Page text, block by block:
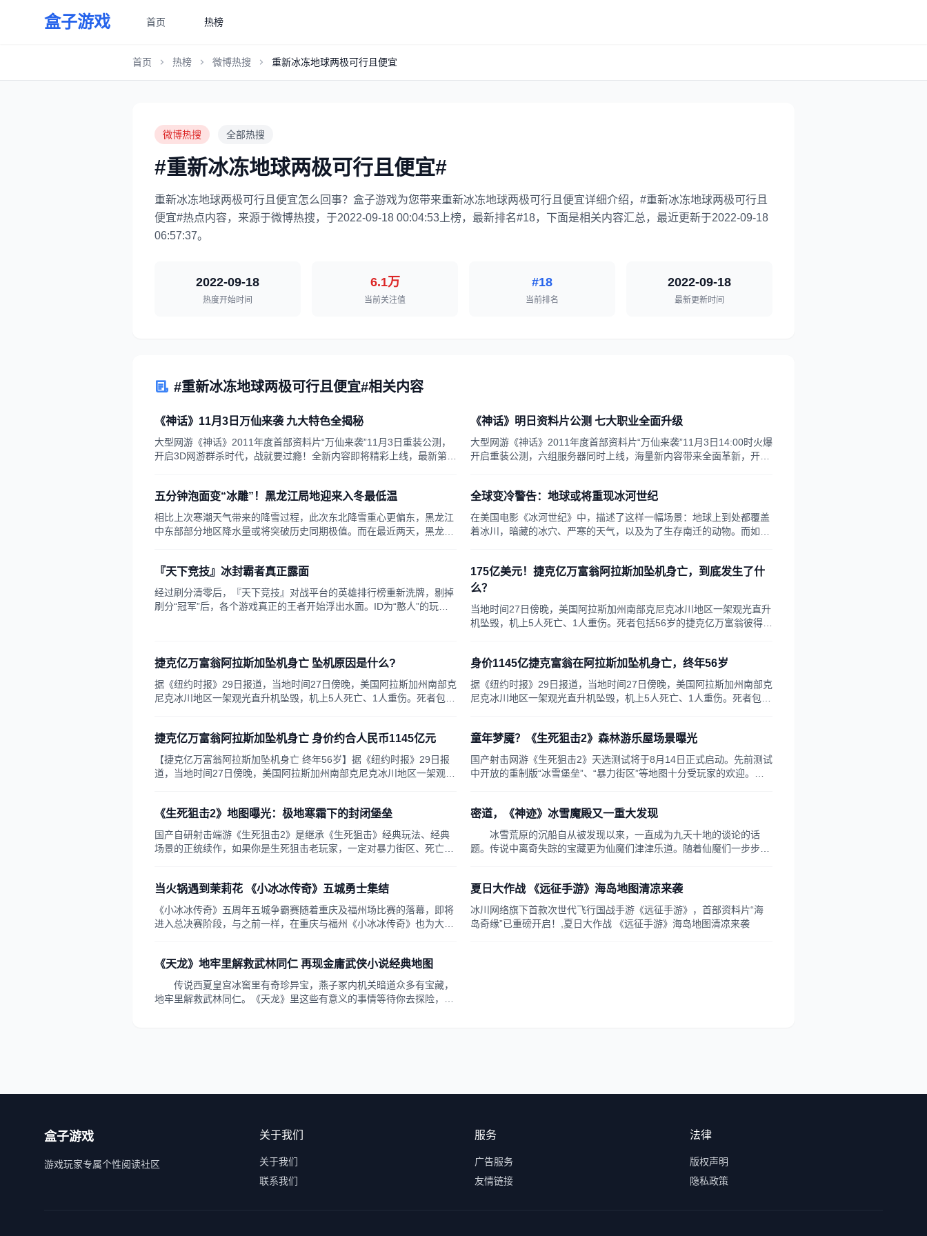
盒子游戏 首页 热榜
首页 热榜 微博热搜 重新冰冻地球两极可行且便宜
微博热搜 全部热搜
#重新冰冻地球两极可行且便宜#
重新冰冻地球两极可行且便宜怎么回事？盒子游戏为您带来重新冰冻地球两极可行且便宜详细介绍，#重新冰冻地球两极可行且
便宜#热点内容，来源于微博热搜，于2022-09-18 00:04:53上榜，最新排名#18，下面是相关内容汇总，最近更新于2022-09-18
06:57:37。
2022-09-18
热度开始时间
6.1万
当前关注值
#18
当前排名
2022-09-18
最新更新时间
#重新冰冻地球两极可行且便宜#相关内容
《神话》11月3日万仙来袭 九大特色全揭秘
大型网游《神话》2011年度首部资料片“万仙来袭”11月3日重装公测，
开启3D网游群杀时代，战就要过瘾！全新内容即将精彩上线，最新第七
转《神话》首部资料片！全新资料片带来九大特...
《神话》明日资料片公测 七大职业全面升级
大型网游《神话》2011年度首部资料片“万仙来袭”11月3日14:00时火爆
开启重装公测，六组服务器同时上线，海量新内容带来全面革新，开启
新鲜玩法，疯狂玩转《神话》首部资料片...
五分钟泡面变“冰雕”！黑龙江局地迎来入冬最低温
相比上次寒潮天气带来的降雪过程，此次东北降雪重心更偏东，黑龙江
中东部部分地区降水量或将突破历史同期极值。而在最近两天，黑龙江
全球变冷警告：地球或将重现冰河世纪
在美国电影《冰河世纪》中，描述了这样一幅场景：地球上到处都覆盖
着冰川，暗藏的冰穴、严寒的天气，以及为了生存南迁的动物。而如
『天下竞技』冰封霸者真正露面
经过刷分清零后，『天下竞技』对战平台的英雄排行榜重新洗牌，剔掉
刷分“冠军”后，各个游戏真正的王者开始浮出水面。ID为“憨人”的玩家
175亿美元！捷克亿万富翁阿拉斯加坠机身亡，到底发生了什
么？
当地时间27日傍晚，美国阿拉斯加州南部克尼克冰川地区一架观光直升
机坠毁，机上5人死亡、1人重伤。死者包括56岁的捷克亿万富翁彼得·
捷克亿万富翁阿拉斯加坠机身亡 坠机原因是什么?
据《纽约时报》29日报道，当地时间27日傍晚，美国阿拉斯加州南部克
尼克冰川地区一架观光直升机坠毁，机上5人死亡、1人重伤。死者包括
身价1145亿捷克富翁在阿拉斯加坠机身亡，终年56岁
据《纽约时报》29日报道，当地时间27日傍晚，美国阿拉斯加州南部克
尼克冰川地区一架观光直升机坠毁，机上5人死亡、1人重伤。死者包括
捷克亿万富翁阿拉斯加坠机身亡 身价约合人民币1145亿元
【捷克亿万富翁阿拉斯加坠机身亡 终年56岁】据《纽约时报》29日报
道，当地时间27日傍晚，美国阿拉斯加州南部克尼克冰川地区一架观光
童年梦魇？《生死狙击2》森林游乐屋场景曝光
国产射击网游《生死狙击2》天选测试将于8月14日正式启动。先前测试
中开放的重制版“冰雪堡垒”、“暴力街区”等地图十分受玩家的欢迎。今
《生死狙击2》地图曝光：极地寒霜下的封闭堡垒
国产自研射击端游《生死狙击2》是继承《生死狙击》经典玩法、经典
场景的正统续作，如果你是生死狙击老玩家，一定对暴力街区、死亡沙
制版地图是——位于极寒之地的冰雪堡垒。
密道，《神迹》冰雪魔殿又一重大发现
冰雪荒原的沉船自从被发现以来，一直成为九天十地的谈论的话
题。传说中离奇失踪的宝藏更为仙魔们津津乐道。随着仙魔们一步步的
严 密道中被冰雪掩埋的是来寻宝的人吗？密道的尽头竟然是满载...
当火锅遇到茉莉花 《小冰冰传奇》五城勇士集结
《小冰冰传奇》五周年五城争霸赛随着重庆及福州场比赛的落幕，即将
进入总决赛阶段，与之前一样，在重庆与福州《小冰冰传奇》也为大家
夏日大作战 《远征手游》海岛地图清凉来袭
冰川网络旗下首款次世代飞行国战手游《远征手游》，首部资料片“海
岛奇缘”已重磅开启！,夏日大作战 《远征手游》海岛地图清凉来袭
《天龙》地牢里解救武林同仁 再现金庸武侠小说经典地图
传说西夏皇宫冰窖里有奇珍异宝，燕子冢内机关暗道众多有宝藏，
地牢里解救武林同仁。《天龙》里这些有意义的事情等待你去探险，一
盒子游戏
游戏玩家专属个性阅读社区
关于我们
关于我们
联系我们
服务
广告服务
友情链接
法律
版权声明
隐私政策